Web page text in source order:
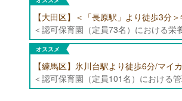
オススメ